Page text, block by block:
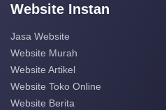
Website Instan
Jasa Website
Website Murah
Website Artikel
Website Toko Online
Website Berita